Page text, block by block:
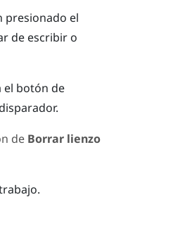
presionado el
de escribir o
el botón de
.
de Borrar lienzo